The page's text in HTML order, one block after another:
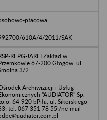
płacowa
610A/4/2011/SAK
RFPG-JARFI Zakład w
67-200 Głogów, ul.
3/2.
Archiwizacji i Usług
"AUDIATOR" Sp.
64-920 bPiła, ul. Sikorskiego
tel. 067 351 78 55;/ne-mail